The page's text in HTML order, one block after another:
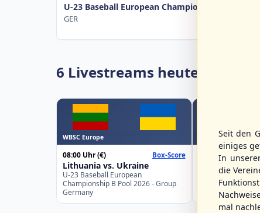
U-23 Baseball European Championship B Pool
GER
6 Livestreams heute
WBSC Europe
08:00 Uhr(€) Box-Score
Lithuania vs. Ukraine
U-23 Baseball European
Championship B Pool 2026 - Group
Germany
WBSC Europe
08:00 Uhr(€)
Croatia vs.
U-23 Baseball
Championship B
Seit den
einiges
In
die
mal